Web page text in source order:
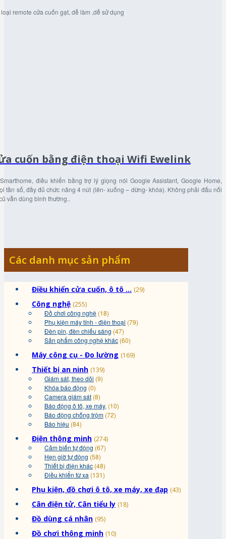
remote cửa cuốn gạt, dễ làm ,dễ sử dụng
cuốn bằng điện thoại Wifi Ewelink
điều khiển bằng trợ lý giọng nói Google Assistant, Google Home,
tần số, đầy đủ chức năng 4 nút (lên- xuống – dừng- khóa). Không phải đấu nối
vẫn dùng bình thường..
Các danh mục sản phẩm
Điều khiển cửa cuốn, ô tô ... (29)
Công nghệ (255)
Đồ chơi công nghệ (18)
Phụ kiện máy tính - điện thoại (79)
Đèn pin, đèn chiếu sáng (47)
Sản phẩm công nghệ khác (60)
Máy công cụ - Đo lường (169)
Thiết bị an ninh (139)
Giám sát, theo dõi (9)
Khóa báo động (0)
Camera giám sát (8)
Báo động ô tô, xe máy, (10)
Báo động chống trộm (72)
Báo hiệu (84)
Điện thông minh (274)
Cảm biến tự động (67)
Hẹn giờ tự động (58)
Thiết bị điện khác (48)
Điều khiển từ xa (131)
Phụ kiện, đồ chơi ô tô, xe máy, xe đạp (43)
Cân điện tử, Cân tiểu ly (18)
Đồ dùng cá nhân (95)
Đồ chơi thông minh (10)